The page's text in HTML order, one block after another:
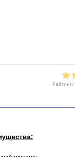
Рейтинг: